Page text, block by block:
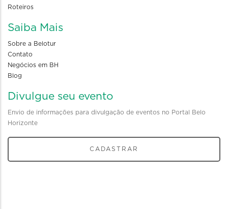
Roteiros
Saiba Mais
Sobre a Belotur
Contato
Negócios em BH
Blog
Divulgue seu evento
Envio de informações para divulgação de eventos no Portal Belo
Horizonte
CADASTRAR